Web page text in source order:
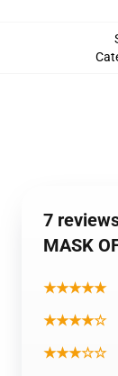
7
MASK
★★★★★
★★★★☆
★★★☆☆